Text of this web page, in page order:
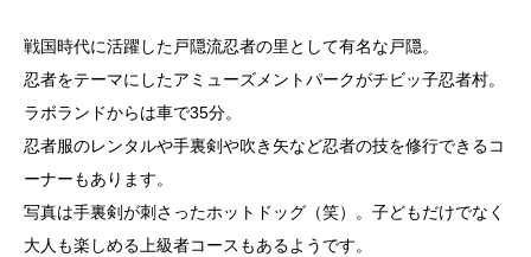
戦国時代に活躍した戸隠流忍者の里として有名な戸隠。
忍者をテーマにしたアミューズメントパークがチビッ子忍者村。
ラボランドからは車で35分。
忍者服のレンタルや手裏剣や吹き矢など忍者の技を修行できるコ
ーナーもあります。
写真は手裏剣が刺さったホットドッグ（笑）。子どもだけでなく
大人も楽しめる上級者コースもあるようです。